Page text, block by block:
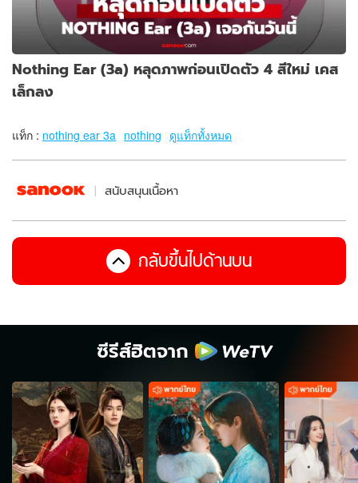
Nothing Ear (3a) หลุดภาพก่อนเปิดตัว 4 สีใหม่ เคส
เล็กลง
แท็ก : nothing ear 3a nothing ดูแท็กทั้งหมด
สนับสนุนเนื้อหา
กลับขึ้นไปด้านบน
ซีรีส์ฮิตจาก